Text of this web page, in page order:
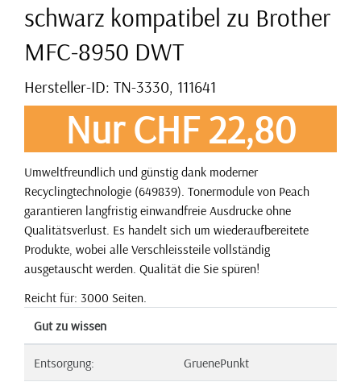
schwarz kompatibel zu Brother
MFC-8950 DWT
Hersteller-ID: TN-3330, 111641
Nur CHF 22,80
Umweltfreundlich und günstig dank moderner
Recyclingtechnologie (649839). Tonermodule von Peach
garantieren langfristig einwandfreie Ausdrucke ohne
Qualitätsverlust. Es handelt sich um wiederaufbereitete
Produkte, wobei alle Verschleissteile vollständig
ausgetauscht werden. Qualität die Sie spüren!
Reicht für: 3000 Seiten.
Gut zu wissen
Entsorgung: GruenePunkt